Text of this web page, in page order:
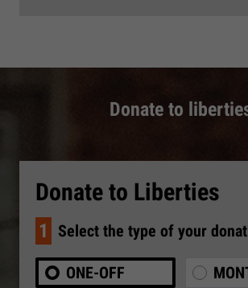
Donate to
Donate to Liberties
1 Select the type of your
ONE-OFF